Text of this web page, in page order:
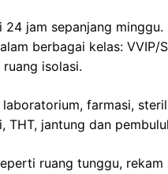
jam sepanjang
berbagai kelas: VVIP/
isolasi.
farmasi,
THT, jantung dan
ruang tunggu, rekam